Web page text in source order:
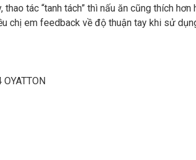
tác “tanh tách” thì nấu ăn cũng thích hơn
chị em feedback về độ thuận tay khi sử